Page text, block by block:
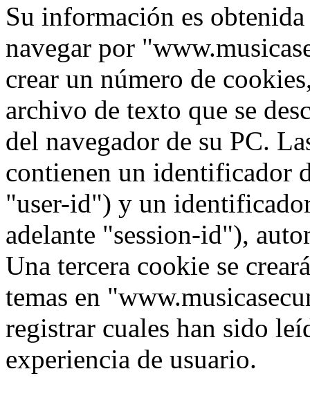
Su información es
navegar por
crear un número de
archivo de texto que se
del navegador de su PC.
contienen un identificador
"user-id") y un
adelante "session-id"),
Una tercera cookie se
temas en
registrar cuales han sido
experiencia de usuario.